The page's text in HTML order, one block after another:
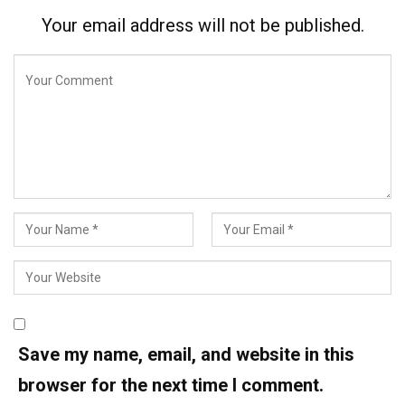
Your email address will not be published.
Save my name, email, and website in this
browser for the next time I comment.